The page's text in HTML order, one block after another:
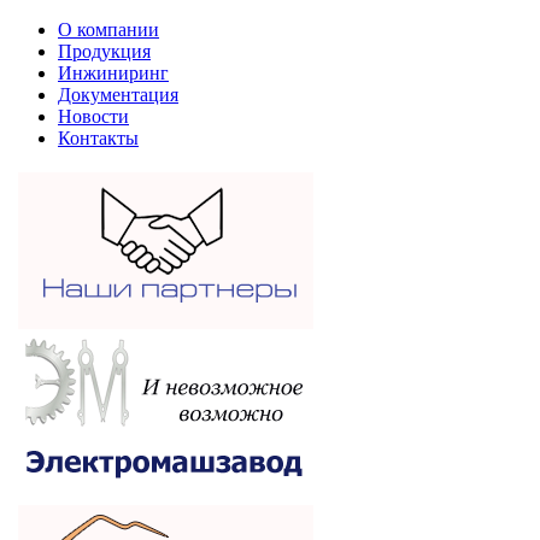
О компании
Продукция
Инжиниринг
Документация
Новости
Контакты